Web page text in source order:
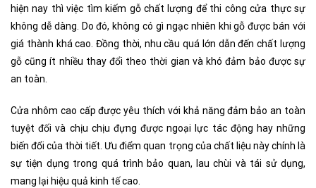
hiện nay thì việc tìm kiếm gỗ chất lượng để thi công cửa thực sự
không dễ dàng. Do đó, không có gì ngạc nhiên khi gỗ được bán với
giá thành khá cao. Đồng thời, nhu cầu quá lớn dẫn đến chất lượng
gỗ cũng ít nhiều thay đổi theo thời gian và khó đảm bảo được sự
an toàn.
Cửa nhôm cao cấp được yêu thích với khả năng đảm bảo an toàn
tuyệt đối và chịu chịu đựng được ngoại lực tác động hay những
biến đổi của thời tiết. Ưu điểm quan trọng của chất liệu này chính là
sự tiện dụng trong quá trình bảo quan, lau chùi và tái sử dụng,
mang lại hiệu quả kinh tế cao.